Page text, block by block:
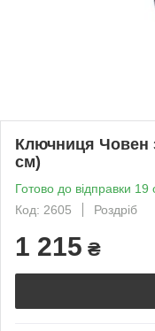
Ключниця Човен
см)
Готово до відправки 19
Код: 2605
Роздріб
1 215 ₴